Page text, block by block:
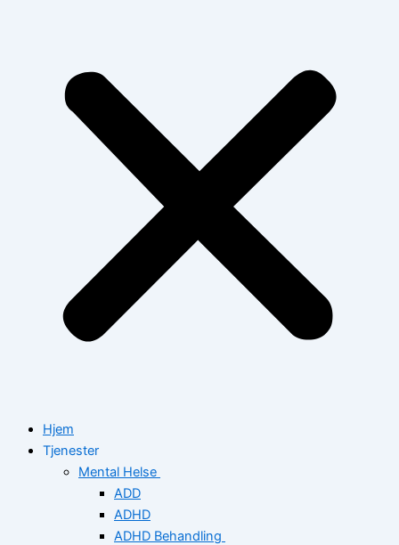
Hjem
Tjenester
Mental Helse
ADD
ADHD
ADHD Behandling